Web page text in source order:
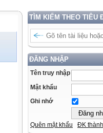
TÌM KIẾM THEO TIÊU
ĐĂNG NHẬP
Tên truy nhập
Mật khẩu
Ghi nhớ
Quên mật khẩu ĐK